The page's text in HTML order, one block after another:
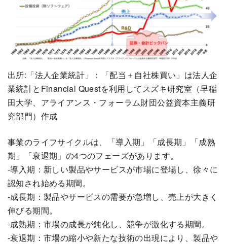
出所:「法人企業統計」：「配当＋自社株買い」は法人企
業統計とFinancial Questを利用してスズキ研究室（早稲
田大学、アライアンス・フォーラム財団公益資本主義研
究部門）作成
事業のライフサイクルは、「導入期」「成長期」「成熟
期」「衰退期」の4つのフェーズがあります。
-導入期：新しい製品やサービスが市場に登場し、徐々に
認知され始める期間。
-成長期：製品やサービスの需要が急増し、売上が大きく
伸びる期間。
-成熟期：市場の成長が鈍化し、競争が激化する期間。
-衰退期：市場の縮小や新たな技術の出現により、製品や